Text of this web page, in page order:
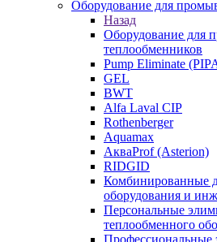
Оборудование для
Назад
Оборудование для
теплообменников
Pump Eliminate
GEL
BWT
Alfa Laval CIP
Rothenberger
Aquamax
АкваProf (Asterion)
RIDGID
Комбинированные
оборудования и
Персональные
теплообменного
Профессиональные